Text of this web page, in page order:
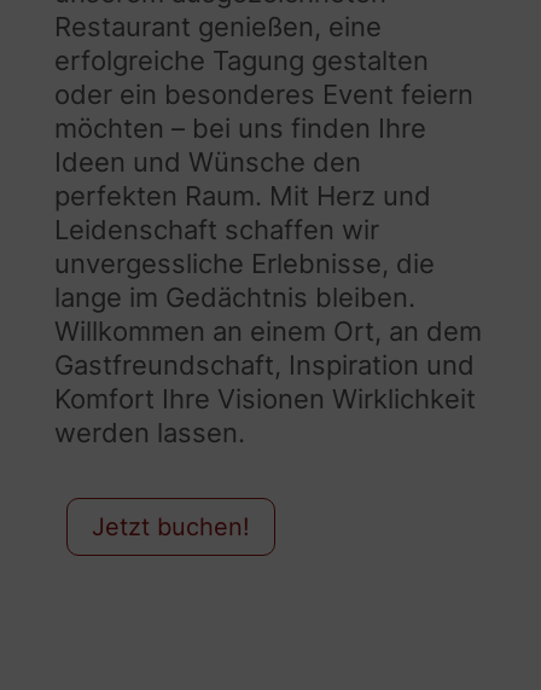
Restaurant genießen, eine
erfolgreiche Tagung gestalten
oder ein besonderes Event feiern
möchten – bei uns finden Ihre
Ideen und Wünsche den
perfekten Raum. Mit Herz und
Leidenschaft schaffen wir
unvergessliche Erlebnisse, die
lange im Gedächtnis bleiben.
Willkommen an einem Ort, an dem
Gastfreundschaft, Inspiration und
Komfort Ihre Visionen Wirklichkeit
werden lassen.
Jetzt buchen!